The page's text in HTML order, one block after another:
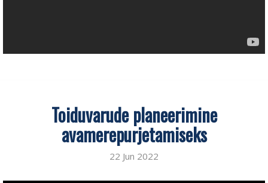
Toiduvarude planeerimine
avamerepurjetamiseks
22 Jun 2022